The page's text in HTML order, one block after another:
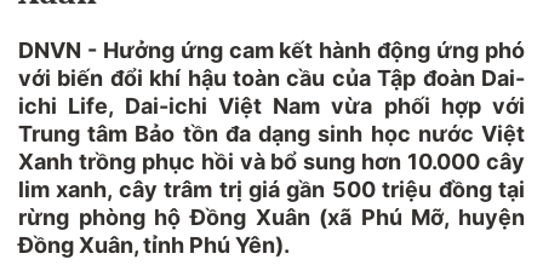
DNVN - Hưởng ứng cam kết hành động ứng phó
với biến đổi khí hậu toàn cầu của Tập đoàn Dai-
ichi Life, Dai-ichi Việt Nam vừa phối hợp với
Trung tâm Bảo tồn đa dạng sinh học nước Việt
Xanh trồng phục hồi và bổ sung hơn 10.000 cây
lim xanh, cây trâm trị giá gần 500 triệu đồng tại
rừng phòng hộ Đồng Xuân (xã Phú Mỡ, huyện
Đồng Xuân, tỉnh Phú Yên).